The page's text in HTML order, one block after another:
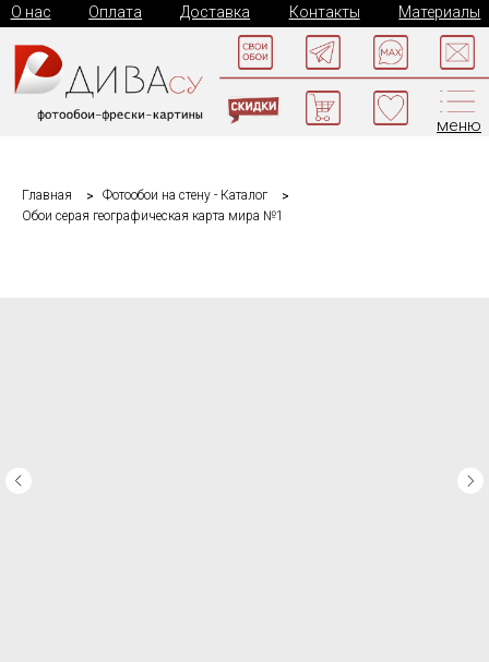
Контакты Материалы
О нас Доставка
Оплата
меню
Главная
Фотообои на стену - Каталог
Обои серая географическая карта мира №1